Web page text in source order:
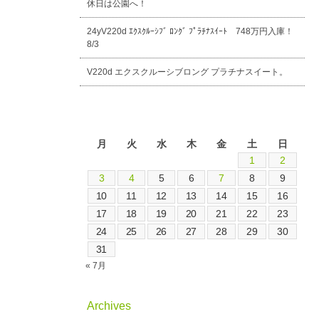
休日は公園へ！
24yV220d ｴｸｽｸﾙｰｼﾌﾞ ﾛﾝｸﾞ ﾌﾟﾗﾁﾅｽｲｰﾄ 748万円入庫！
8/3
V220d エクスクルーシブロング プラチナスイート。
月
火 水 木 金 土
日
1
2
3
4 5 6 7 8
9
10
11 12 13 14 15
16
17
18 19 20 21 22
23
24
25 26 27 28 29
30
31
« 7月
Archives